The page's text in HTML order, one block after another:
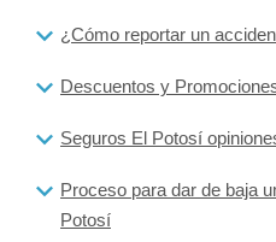
¿Cómo reportar un
Descuentos y
Seguros El Potosí
Proceso para dar de baja
Potosí